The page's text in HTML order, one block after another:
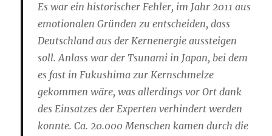
Es war ein historischer Fehler, im Jahr 2011 aus
emotionalen Gründen zu entscheiden, dass
Deutschland aus der Kernenergie aussteigen
soll. Anlass war der Tsunami in Japan, bei dem
es fast in Fukushima zur Kernschmelze
gekommen wäre, was allerdings vor Ort dank
des Einsatzes der Experten verhindert werden
konnte. Ca. 20.000 Menschen kamen durch die